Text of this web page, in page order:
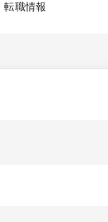
転職情報